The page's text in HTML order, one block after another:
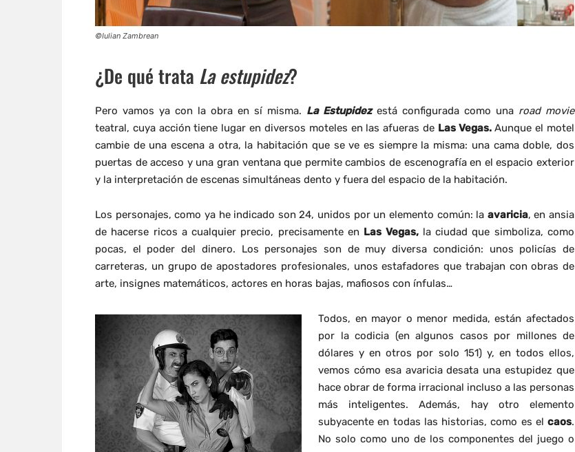
©Iulian Zambrean
¿De qué trata La estupidez?
Pero vamos ya con la obra en sí misma. La Estupidezestá configurada como una road movie
teatral, cuya acción tiene lugar en diversos moteles en las afueras de Las Vegas.Aunque el motel
cambie de una escena a otra, la habitación que se ve es siempre la misma: una cama doble, dos
puertas de acceso y una gran ventana que permite cambios de escenografía en el espacio exterior
y la interpretación de escenas simultáneas dento y fuera del espacio de la habitación.
Los personajes, como ya he indicado son 24, unidos por un elemento común: la avaricia, en ansia
de hacerse ricos a cualquier precio, precisamente en Las Vegas,la ciudad que simboliza, como
pocas, el poder del dinero. Los personajes son de muy diversa condición: unos policías de
carreteras, un grupo de apostadores profesionales, unos estafadores que trabajan con obras de
arte, insignes matemáticos, actores en horas bajas, mafiosos con ínfulas…
Todos, en mayor o menor medida, están afectados
por la codicia (en algunos casos por millones de
dólares y en otros por solo 151) y, en todos ellos,
vemos cómo esa avaricia desata una estupidez que
hace obrar de forma irracional incluso a las personas
más inteligentes. Además, hay otro elemento
subyacente en todas las historias, como es el caos.
No solo como uno de los componentes del juego o